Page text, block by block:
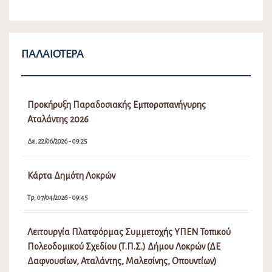
Πολεοδομικού Σχεδίου (Τ.Π.Σ.) Δήμου Λοκρών (ΔΕ
Δημοτικού Συμβουλίου Νέων στο Δήμο Λοκρών
Δεσποζόμενα και Αδέσποτα Ζώα συντροφιάς
Τρ, 04/06/2024 - 10:01